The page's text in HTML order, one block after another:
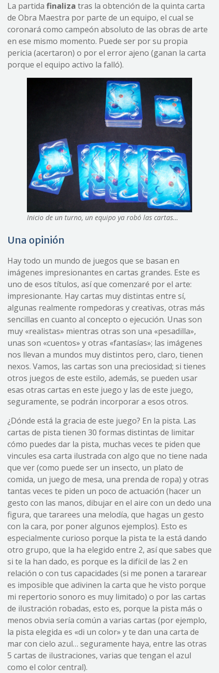
La partida finaliza tras la obtención de la quinta carta
de Obra Maestra por parte de un equipo, el cual se
coronará como campeón absoluto de las obras de arte
en ese mismo momento. Puede ser por su propia
pericia (acertaron) o por el error ajeno (ganan la carta
porque el equipo activo la falló).
Inicio de un turno, un equipo ya robó las cartas…
Una opinión
Hay todo un mundo de juegos que se basan en
imágenes impresionantes en cartas grandes. Este es
uno de esos títulos, así que comenzaré por el arte:
impresionante. Hay cartas muy distintas entre sí,
algunas realmente rompedoras y creativas, otras más
sencillas en cuanto al concepto o ejecución. Unas son
muy «realistas» mientras otras son una «pesadilla»,
unas son «cuentos» y otras «fantasías»; las imágenes
nos llevan a mundos muy distintos pero, claro, tienen
nexos. Vamos, las cartas son una preciosidad; si tienes
otros juegos de este estilo, además, se pueden usar
esas otras cartas en este juego y las de este juego,
seguramente, se podrán incorporar a esos otros.
¿Dónde está la gracia de este juego? En la pista. Las
cartas de pista tienen 30 formas distintas de limitar
cómo puedes dar la pista, muchas veces te piden que
vincules esa carta ilustrada con algo que no tiene nada
que ver (como puede ser un insecto, un plato de
comida, un juego de mesa, una prenda de ropa) y otras
tantas veces te piden un poco de actuación (hacer un
gesto con las manos, dibujar en el aire con un dedo una
figura, que tararees una melodía, que hagas un gesto
con la cara, por poner algunos ejemplos). Esto es
especialmente curioso porque la pista te la está dando
otro grupo, que la ha elegido entre 2, así que sabes que
si te la han dado, es porque es la difícil de las 2 en
relación o con tus capacidades (si me ponen a tararear
es imposible que adivinen la carta que he visto porque
mi repertorio sonoro es muy limitado) o por las cartas
de ilustración robadas, esto es, porque la pista más o
menos obvia sería común a varias cartas (por ejemplo,
la pista elegida es «di un color» y te dan una carta de
mar con cielo azul… seguramente haya, entre las otras
5 cartas de ilustraciones, varias que tengan el azul
como el color central).